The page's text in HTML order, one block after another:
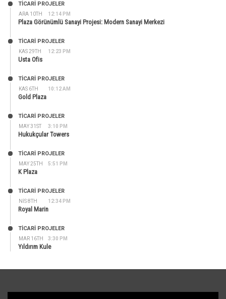
ARA 10TH 12:14 PM
TİCARİ PROJELER
Plaza Görünümlü Sanayi Projesi: Modern Sanayi Merkezi
KAS 29TH 12:23 PM
TİCARİ PROJELER
Usta Ofis
KAS 6TH 10:12 AM
TİCARİ PROJELER
Gold Plaza
MAY 31ST 3:10 PM
TİCARİ PROJELER
Hukukçular Towers
MAY 25TH 5:51 PM
TİCARİ PROJELER
K Plaza
NIS 8TH 12:34 PM
TİCARİ PROJELER
Royal Marin
MAR 16TH 3:30 PM
TİCARİ PROJELER
Yıldırım Kule